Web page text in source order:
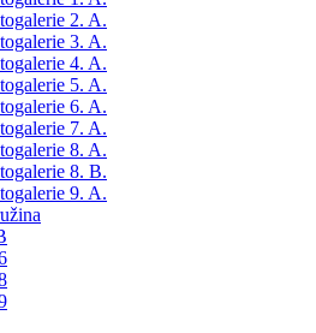
2. A.
3. A.
4. A.
5. A.
6. A.
7. A.
8. A.
8. B.
9. A.